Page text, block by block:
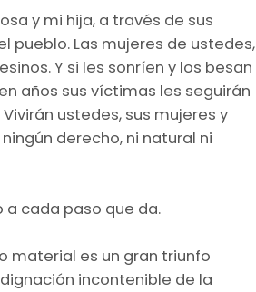
y mi hija, a través de sus
pueblo. Las mujeres de ustedes,
Y si les sonríen y los besan
años sus víctimas les seguirán
ustedes, sus mujeres y
derecho, ni natural ni
a cada paso que da.
material es un gran triunfo
incontenible de la